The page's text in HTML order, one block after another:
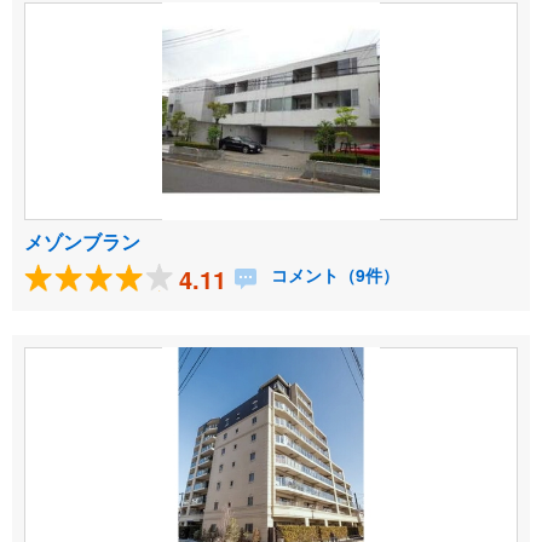
メゾンブラン
4.11 コメント（9件）